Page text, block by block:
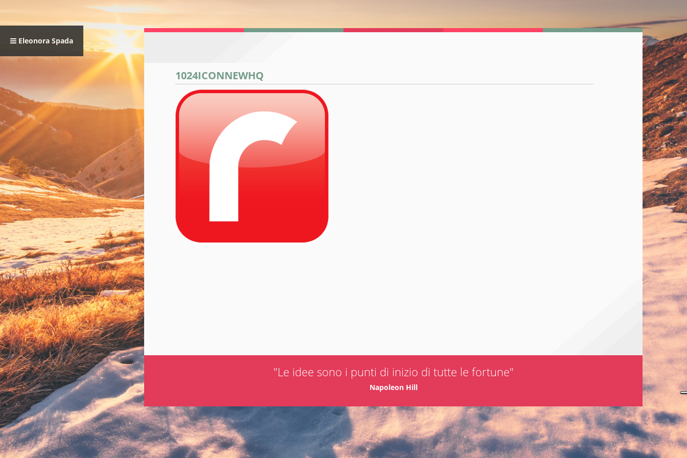
Eleonora Spada
1024ICONNEWHQ
"Le idee sono i punti di inizio di tutte le fortune"
Napoleon Hill